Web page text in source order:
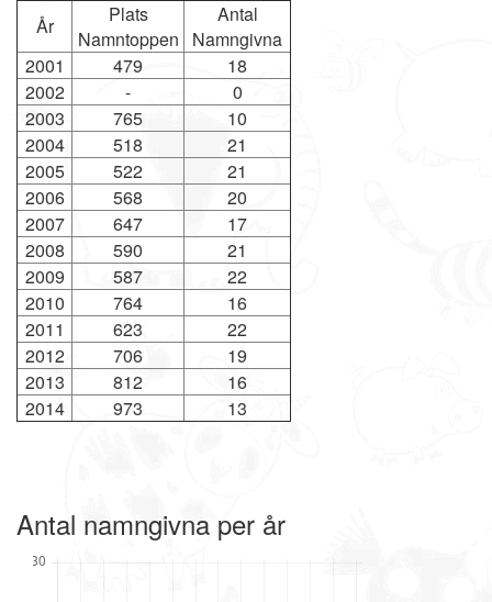
År
Plats
Namntoppen
Antal
Namngivna
2001
479
18
2002
-
0
2003
765
10
2004
518
21
2005
522
21
2006
568
20
2007
647
17
2008
590
21
2009
587
22
2010
764
16
2011
623
22
2012
706
19
2013
812
16
2014
973 13
Antal namngivna per år